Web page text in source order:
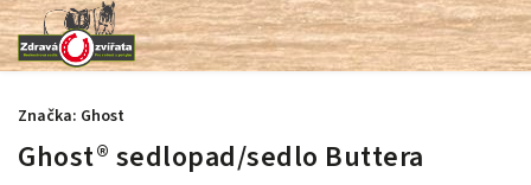
Ghost® sedlopad/sedlo Buttera
Značka: Ghost